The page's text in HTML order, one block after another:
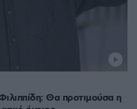
Θα προτιμούσα η